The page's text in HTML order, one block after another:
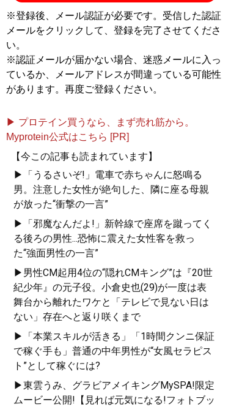
※登録後、メール認証が必要です。受信した認証
メールをクリックして、登録を完了させてくださ
い。
※認証メールが届かない場合、迷惑メールに入っ
ているか、メールアドレスが間違っている可能性
があります。再度ご登録ください。
▶ プロテイン買うなら、まず売れ筋から。
Myprotein公式はこちら [PR]
【今この記事も読まれています】
▶「うるさいぞ!」電車で赤ちゃんに怒鳴る
男。注意した女性が絶句した、隣に座る母親
が放った“衝撃の一言”
▶「邪魔なんだよ!」新幹線で座席を蹴ってく
る後ろの男性...恐怖に震えた女性客を救っ
た“強面男性の一言”
▶男性CM起用4位の“隠れCMキング”は『20世
紀少年』の元子役。小倉史也(29)が一度は表
舞台から離れたワケと「テレビで見ない日は
ない」存在へと返り咲くまで
▶「本業スキルが活きる」「1時間クンニ保証
で稼ぐ手も」普通の中年男性が“女風セラピス
ト”として稼ぐには?
▶東雲うみ、グラビアメイキングMySPA!限定
ムービー公開!【見れば元気になる!フォトブッ